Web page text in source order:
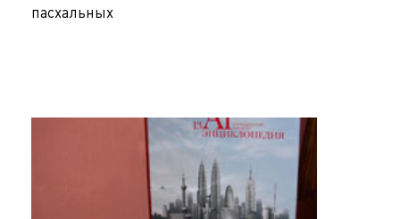
пасхальных